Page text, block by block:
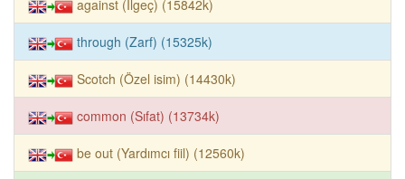
against (İlgeç) (15842k)
through (Zarf) (15325k)
Scotch (Özel isim) (14430k)
common (Sıfat) (13734k)
be out (Yardımcı fiil) (12560k)